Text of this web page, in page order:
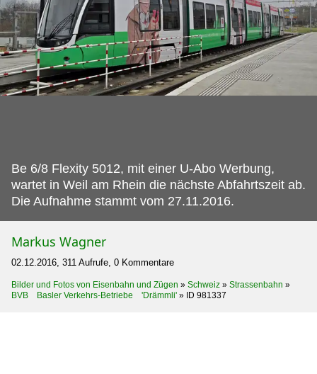
Be 6/8 Flexity 5012, mit einer U-Abo Werbung,
wartet in Weil am Rhein die nächste Abfahrtszeit ab.
Die Aufnahme stammt vom 27.11.2016.
Markus Wagner
02.12.2016, 311 Aufrufe, 0 Kommentare
Bilder und Fotos von Eisenbahn und Zügen » Schweiz » Strassenbahn »
BVB Basler Verkehrs-Betriebe 'Drämmli' » ID 981337